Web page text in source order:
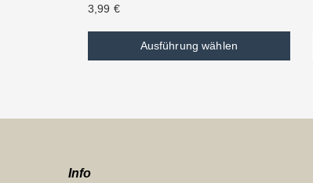
3,99 €
Ausführung wählen
Info